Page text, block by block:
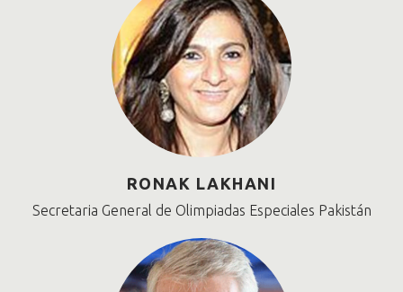
RONAK LAKHANI
Secretaria General de Olimpiadas Especiales Pakistán